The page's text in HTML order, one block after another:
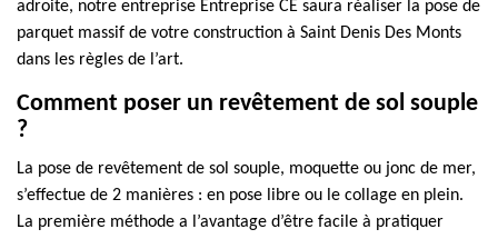
adroite, notre entreprise Entreprise CE saura réaliser la pose de
parquet massif de votre construction à Saint Denis Des Monts
dans les règles de l’art.
Comment poser un revêtement de sol souple
?
La pose de revêtement de sol souple, moquette ou jonc de mer,
s’effectue de 2 manières : en pose libre ou le collage en plein.
La première méthode a l’avantage d’être facile à pratiquer